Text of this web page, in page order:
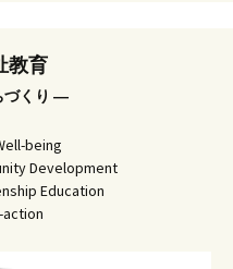
教育
づくり ―
being
Development
Education